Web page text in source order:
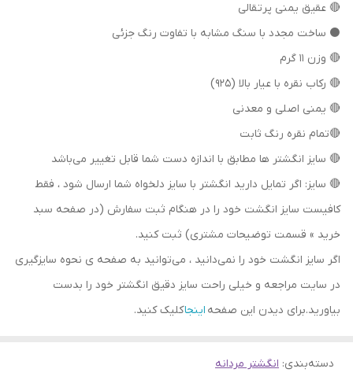
🔴 عقیق یمنی پرتقالی
⚫ ساخت مجدد با سنگ مشابه با تفاوت رنگ جزئی
🔴 وزن ۱۱ گرم
🔴 رکاب نقره با عیار بالا (۹۲۵)
🔴 یمنی اصلی و معدنی
🔴تمام نقره رنگ ثابت
🔴 سایز انگشتر ها مطابق با اندازه دست شما قابل تغییر می‌باشد
🔴 سایز: اگر تمایل دارید انگشتر با سایز دلخواه شما ارسال شود ، فقط
کافیست سایز انگشت خود را در هنگام ثبت سفارش (در صفحه سبد
خرید » قسمت توضیحات مشتری) ثبت کنید.
اگر سایز انگشت خود را نمی‌دانید ، می‌توانید به صفحه ی نحوه سایزگیری
در سایت مراجعه و خیلی راحت سایز دقیق انگشتر خود را بدست
بیاورید.برای دیدن این صفحه اینجاکلیک کنید.
دسته‌بندی: انگشتر مردانه